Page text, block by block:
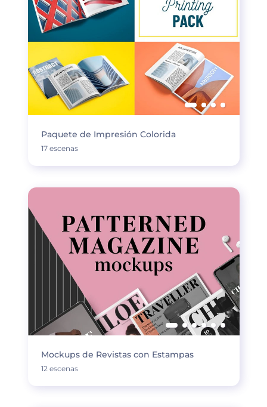
Paquete de Impresión Colorida
17 escenas
Mockups de Revistas con Estampas
12 escenas